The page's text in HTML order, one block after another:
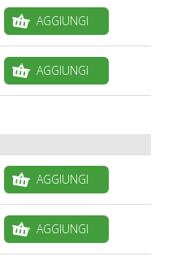
AGGIUNGI
AGGIUNGI
AGGIUNGI
AGGIUNGI